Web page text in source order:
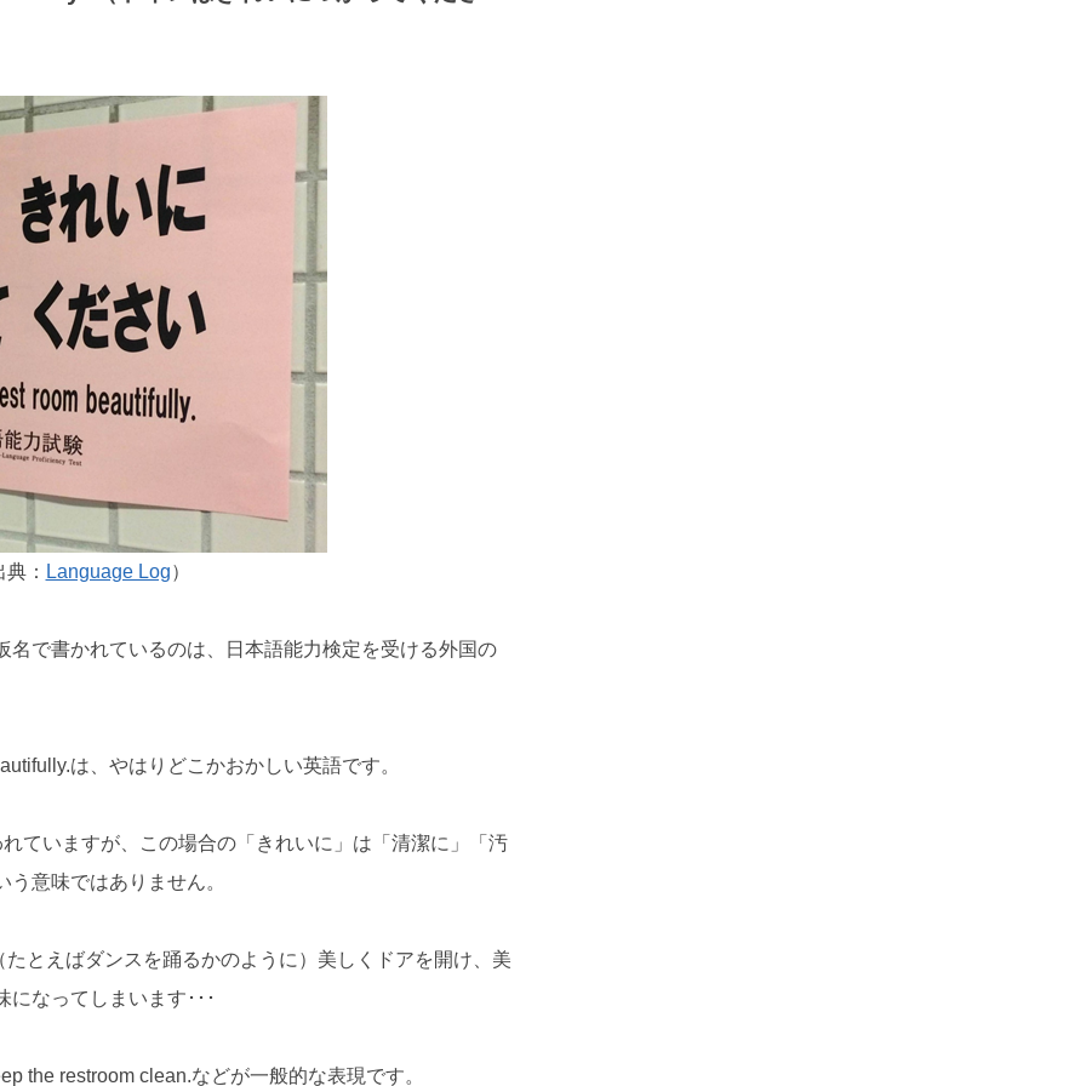
： Language Log）
で書かれているのは、日本語能力検定を受ける外国の
は、やはりどこかおかしい英語です。
ていますが、この場合の「きれいに」は「清潔に」「汚
意味ではありません。
とえばダンスを踊るかのように）美しくドアを開け、美
なってしまいます･･･
the restroom clean.などが一般的な表現です。